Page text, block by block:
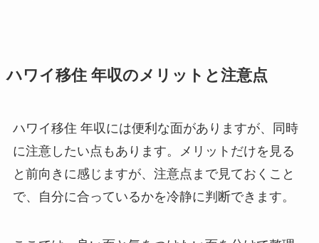
ハワイ移住 年収のメリットと注意点
ハワイ移住 年収には便利な面がありますが、同時
に注意したい点もあります。メリットだけを見る
と前向きに感じますが、注意点まで見ておくこと
で、自分に合っているかを冷静に判断できます。